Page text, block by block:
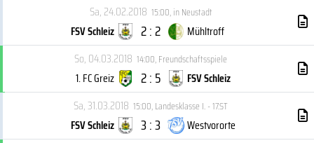
Sa, 24.02.2018 15:00,in Neustadt
FSV Schleiz 2 : 2
Mühltroff
So, 04.03.2018 14:00,Freundschaftsspiele
1. FC Greiz 2 : 5
FSV Schleiz
Sa, 31.03.2018 15:00,Landesklasse I. - 17.ST
FSV Schleiz 3 : 3
Westvororte